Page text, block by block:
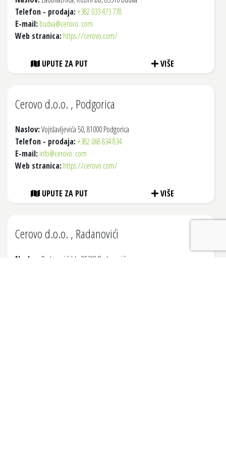
Telefon - prodaja:+382 033 473 778
E-mail: budva@cerovo. com
Web stranica: https://cerovo.com/
UPUTE ZA PUT VIŠE
Cerovo d.o.o. , Podgorica
Naslov:Vojislavljevića 50, 81000 Podgorica
Telefon - prodaja:+382 068 834 834
E-mail: info@cerovo. com
Web stranica: https://cerovo.com/
UPUTE ZA PUT VIŠE
Cerovo d.o.o. , Radanovići
Naslov:
Radanovići bb, 85318 Radanovići